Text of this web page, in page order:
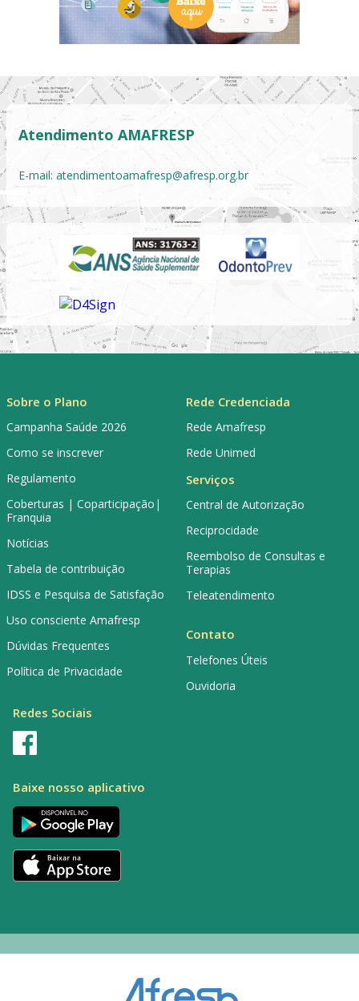
Atendimento AMAFRESP
E-mail: atendimentoamafresp@afresp.org.br
Sobre o Plano
Campanha Saúde 2026
Como se inscrever
Regulamento
Coberturas | Coparticipação|
Franquia
Notícias
Tabela de contribuição
IDSS e Pesquisa de Satisfação
Uso consciente Amafresp
Dúvidas Frequentes
Política de Privacidade
Rede Credenciada
Rede Amafresp
Rede Unimed
Serviços
Central de Autorização
Reciprocidade
Reembolso de Consultas e
Terapias
Teleatendimento
Contato
Telefones Úteis
Ouvidoria
Redes Sociais
Baixe nosso aplicativo